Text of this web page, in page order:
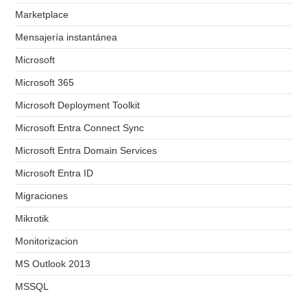
Marketplace
Mensajería instantánea
Microsoft
Microsoft 365
Microsoft Deployment Toolkit
Microsoft Entra Connect Sync
Microsoft Entra Domain Services
Microsoft Entra ID
Migraciones
Mikrotik
Monitorizacion
MS Outlook 2013
MSSQL